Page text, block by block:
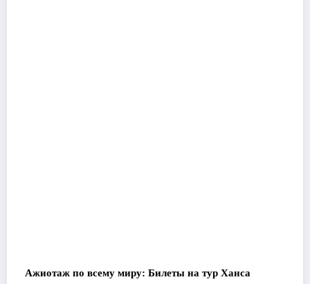
Ажиотаж по всему миру: Билеты на тур Ханса